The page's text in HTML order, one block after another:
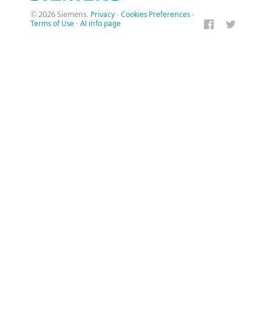
© 2026 Siemens. Privacy · Cookies Preferences ·
Terms of Use · AI info page